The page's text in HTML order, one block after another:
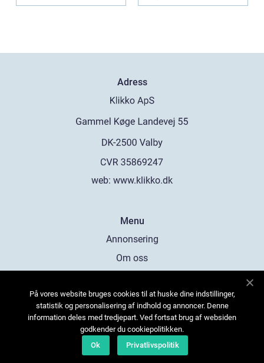
Adress
web: www.klikko.dk
Menu
Annonsering
Om oss
Kontakta oss
Sitemap
På vores website bruges cookies til at huske dine indstillinger,
statistik og personalisering af indhold og annoncer. Denne
information deles med tredjepart. Ved fortsat brug af websiden
godkender du cookiepolitikken.
Ok
Privatlivspolitik